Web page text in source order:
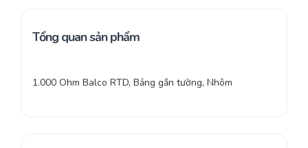
Tổng quan sản phẩm
1.000 Ohm Balco RTD, Bảng gắn tường, Nhôm